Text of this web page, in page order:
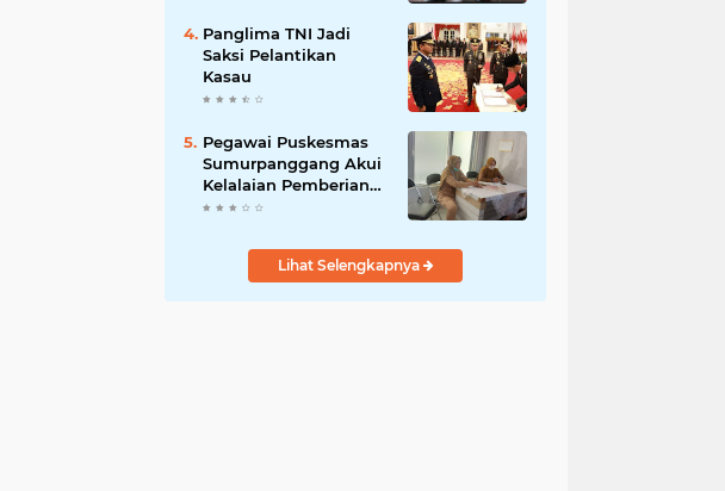
Panglima TNI Jadi
Saksi Pelantikan
Kasau
Pegawai Puskesmas
Sumurpanggang Akui
Kelalaian Pemberian
Obat
Lihat Selengkapnya